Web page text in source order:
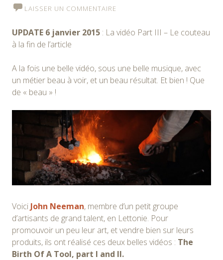
LAISSER UN COMMENTAIRE
UPDATE 6 janvier 2015 : La vidéo Part III – Le couteau
à la fin de l’article
A la fois une belle vidéo, sous une belle musique, avec
un métier beau à voir, et un beau résultat. Et bien ! Que
de « beau » !
Voici John Neeman, membre d’un petit groupe
d’artisants de grand talent, en Lettonie. Pour
promouvoir un peu leur art, et vendre bien sur leurs
produits, ils ont réalisé ces deux belles vidéos : The
Birth Of A Tool, part I and II.